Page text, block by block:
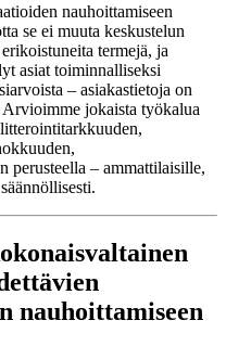
nauhoittamiseen
se ei muuta keskustelun
termejä, ja
asiat toiminnalliseksi
– asiakastietoja on
jokaista työkalua
perusteella – ammattilaisille,
nauhoittamiseen